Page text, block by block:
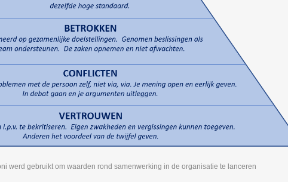
werd gebruikt om waarden rond samenwerking in de organisatie te lanceren